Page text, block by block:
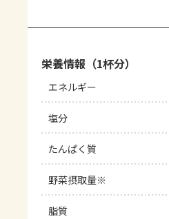
栄養情報（1杯分）
エネルギー
塩分
たんぱく質
野菜摂取量※
脂質